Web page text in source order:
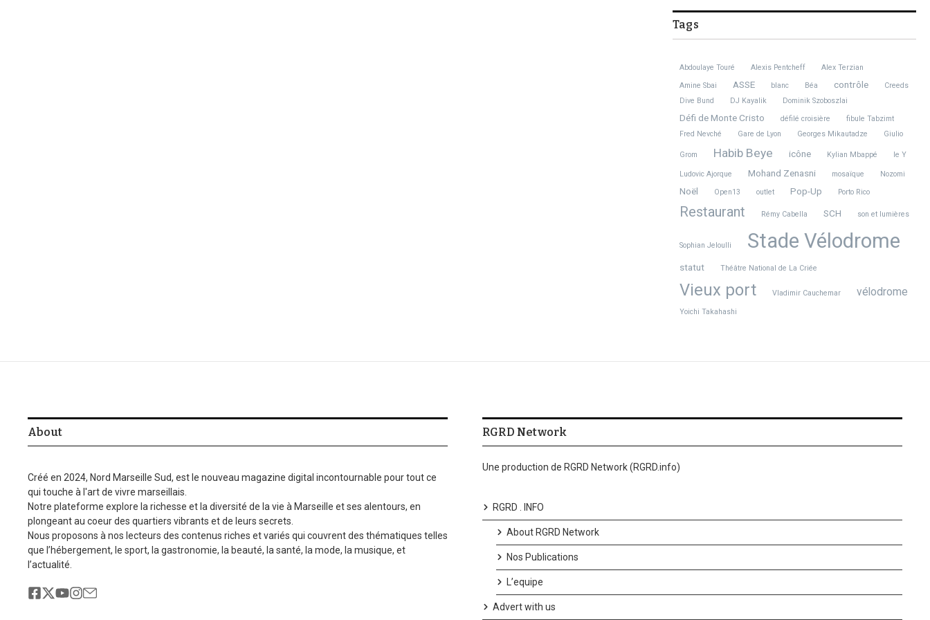
Tags
Abdoulaye Touré Alexis Pentcheff
Alex Terzian
Amine Sbai
ASSE blanc Béa contrôle
Creeds
Dive Bund
DJ Kayalik Dominik Szoboszlai
Défi de Monte Cristo défilé croisière
fibule Tabzimt
Fred Nevché
Gare de Lyon Georges Mikautadze Giulio
Grom Habib Beye icône Kylian Mbappé le Y
Ludovic Ajorque Mohand Zenasni mosaïque Nozomi
Noël Open13 outlet Pop-Up Porto Rico
Restaurant Rémy Cabella SCH son et lumières
Sophian Jeloulli Stade Vélodrome
statut Théâtre National de La Criée
Vieux port Vladimir Cauchemar vélodrome
Yoichi Takahashi
About
Créé en 2024, Nord Marseille Sud, est le nouveau magazine digital incontournable pour tout ce
qui touche à l'art de vivre marseillais.
Notre plateforme explore la richesse et la diversité de la vie à Marseille et ses alentours, en
plongeant au coeur des quartiers vibrants et de leurs secrets.
Nous proposons à nos lecteurs des contenus riches et variés qui couvrent des thématiques telles
que l’hébergement, le sport, la gastronomie, la beauté, la santé, la mode, la musique, et
l’actualité.
RGRD Network
Une production de RGRD Network (RGRD.info)
RGRD . INFO
About RGRD Network
Nos Publications
L’equipe
Advert with us